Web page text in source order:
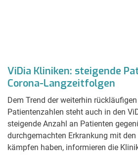
ViDia Kliniken: steigende
Corona-Langzeitfolgen
Dem Trend der weiterhin rückläufigen
Patientenzahlen steht auch in den
steigende Anzahl an Patienten
durchgemachten Erkrankung mit
kämpfen haben, informieren die